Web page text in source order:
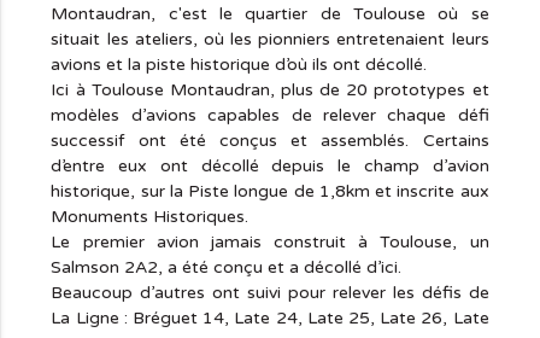
Montaudran, c'est le quartier de Toulouse où se
situait les ateliers, où les pionniers entretenaient leurs
avions et la piste historique d’où ils ont décollé.
Ici à Toulouse Montaudran, plus de 20 prototypes et
modèles d’avions capables de relever chaque défi
successif ont été conçus et assemblés. Certains
d’entre eux ont décollé depuis le champ d’avion
historique, sur la Piste longue de 1,8km et inscrite aux
Monuments Historiques.
Le premier avion jamais construit à Toulouse, un
Salmson 2A2, a été conçu et a décollé d’ici.
Beaucoup d’autres ont suivi pour relever les défis de
La Ligne : Bréguet 14, Late 24, Late 25, Late 26, Late